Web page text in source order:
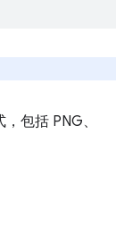
包括 PNG、